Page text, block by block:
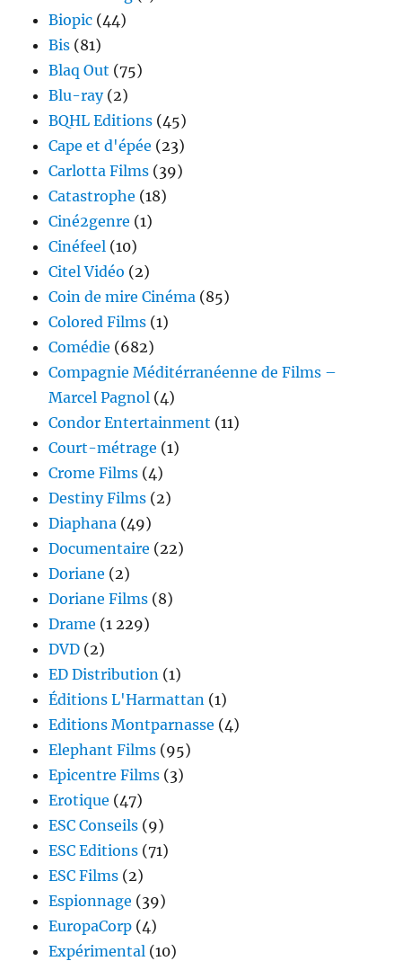
Biopic (44)
Bis (81)
Blaq Out (75)
Blu-ray(2)
BQHL Editions (45)
Cape et d'épée (23)
Carlotta Films (39)
Catastrophe (18)
Ciné2genre (1)
Cinéfeel (10)
Citel Vidéo (2)
Coin de mire Cinéma (85)
Colored Films (1)
Comédie (682)
Compagnie Méditérranéenne de Films –
Marcel Pagnol (4)
Condor Entertainment (11)
Court-métrage (1)
Crome Films (4)
Destiny Films (2)
Diaphana (49)
Documentaire (22)
Doriane (2)
Doriane Films (8)
Drame (1 229)
DVD (2)
ED Distribution (1)
Éditions L'Harmattan (1)
Editions Montparnasse (4)
Elephant Films (95)
Epicentre Films (3)
Erotique (47)
ESC Conseils (9)
ESC Editions (71)
ESC Films (2)
Espionnage (39)
EuropaCorp (4)
Expérimental (10)